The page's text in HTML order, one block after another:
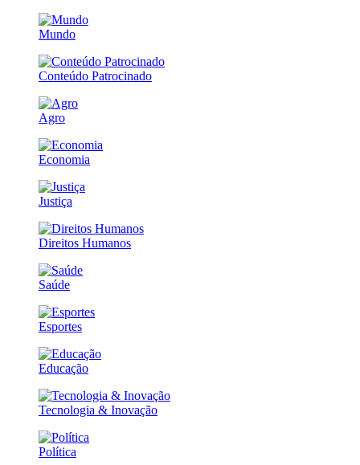
Mundo
Conteúdo Patrocinado
Agro
Economia
Justiça
Direitos Humanos
Saúde
Esportes
Educação
Tecnologia & Inovação
Política